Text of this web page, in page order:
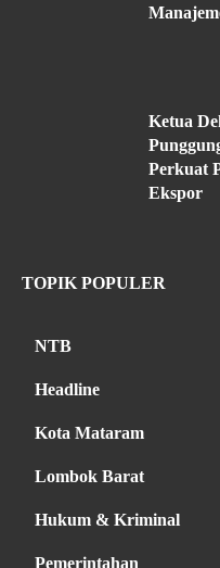
Ketua
Perkuat
Ekspor
TOPIK POPULER
NTB
Headline
Kota Mataram
Lombok Barat
Hukum & Kriminal
Pemerintahan